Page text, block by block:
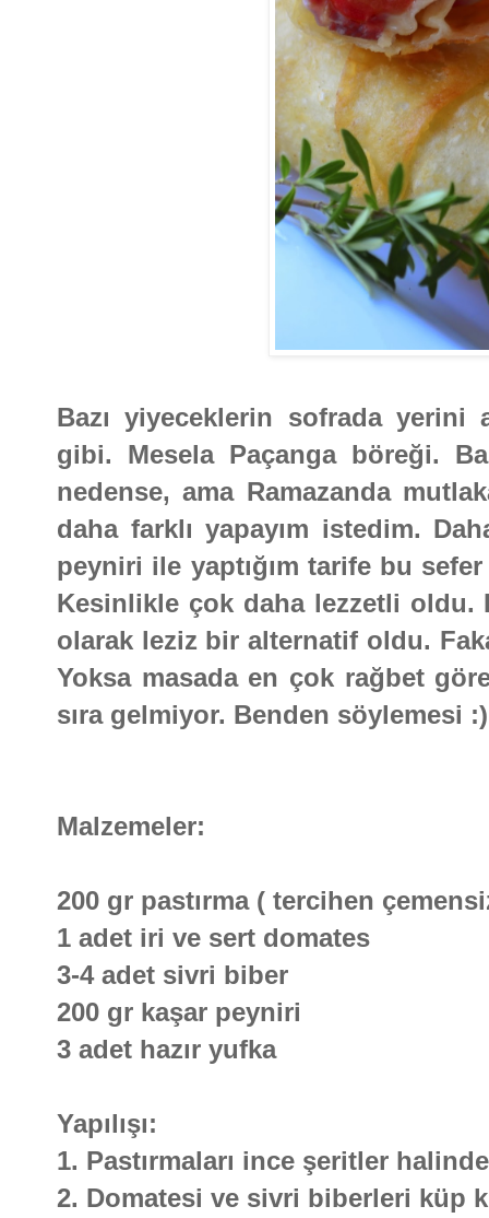
Bazı yiyeceklerin sofrada yerini
gibi. Mesela Paçanga böreği.
nedense, ama Ramazanda
daha farklı yapayım istedim.
peyniri ile yaptığım tarife bu
Kesinlikle çok daha lezzetli oldu.
olarak leziz bir alternatif oldu.
Yoksa masada en çok rağbet
sıra gelmiyor. Benden söylemesi :)
Malzemeler:
200 gr pastırma ( tercihen
1 adet iri ve sert domates
3-4 adet sivri biber
200 gr kaşar peyniri
3 adet hazır yufka
Yapılışı:
1. Pastırmaları ince şeritler
2. Domatesi ve sivri biberleri küp